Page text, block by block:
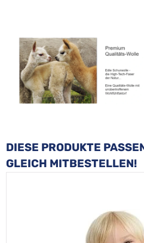
Produktgalerie überspringen
DIESE PRODUKTE
GLEICH MITBESTELLEN!